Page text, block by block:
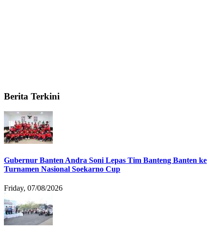
Berita Terkini
Gubernur Banten Andra Soni Lepas Tim Banteng Banten ke
Turnamen Nasional Soekarno Cup
Friday, 07/08/2026